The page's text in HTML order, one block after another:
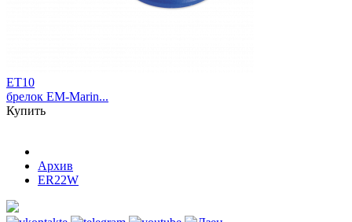
ET10
брелок EM-Marin...
Купить
Архив
ER22W